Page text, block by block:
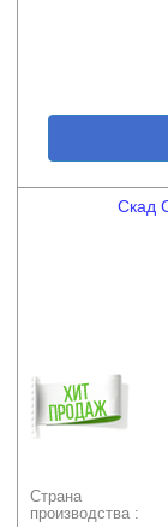
Скад
Страна
производства :